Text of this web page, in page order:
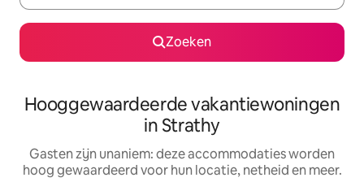
Zoeken
Hooggewaardeerde vakantiewoningen
in Strathy
Gasten zijn unaniem: deze accommodaties worden
hoog gewaardeerd voor hun locatie, netheid en meer.